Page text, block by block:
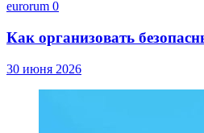
eurorum 0
Как организовать
30 июня 2026